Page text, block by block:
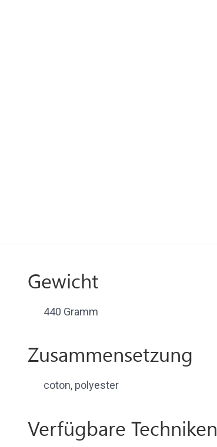
Gewicht
440 Gramm
Zusammensetzung
coton, polyester
Verfügbare Techniken